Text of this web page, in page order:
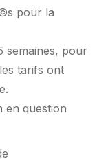
pour la
semaines, pour
tarifs ont
en question